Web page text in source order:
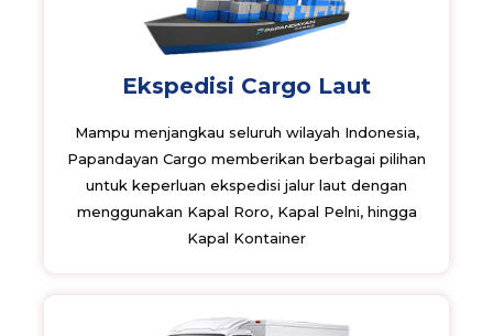
Ekspedisi Cargo Laut
Mampu menjangkau seluruh wilayah Indonesia,
Papandayan Cargo memberikan berbagai pilihan
untuk keperluan ekspedisi jalur laut dengan
menggunakan Kapal Roro, Kapal Pelni, hingga
Kapal Kontainer